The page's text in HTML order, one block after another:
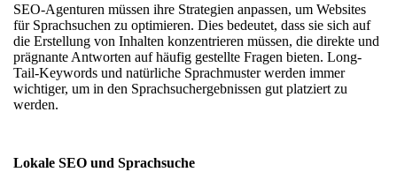
SEO-Agenturen müssen ihre Strategien anpassen, um Websites
für Sprachsuchen zu optimieren. Dies bedeutet, dass sie sich auf
die Erstellung von Inhalten konzentrieren müssen, die direkte und
prägnante Antworten auf häufig gestellte Fragen bieten. Long-
Tail-Keywords und natürliche Sprachmuster werden immer
wichtiger, um in den Sprachsuchergebnissen gut platziert zu
werden.
Lokale SEO und Sprachsuche